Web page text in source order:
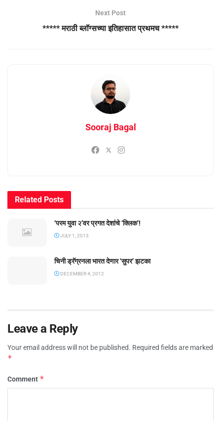
Next Post
***** मराठी ब्लॉग्सच्या इतिहासात प्रथमच *****
Sooraj Bagal
Related Posts
‘परम युवा २’वर प्रगत देशांचे ‘क्लिक’!
JULY 1, 2013
चिनी ड्रॅग्रनला भारत देणार ‘सुपर’ झटका
DECEMBER 4, 2012
Leave a Reply
Your email address will not be published. Required fields are marked
*
Comment *